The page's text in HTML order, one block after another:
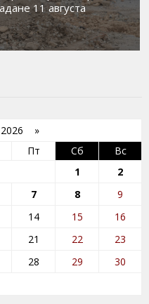
11 августа
»
Пт Сб
Вс
1
2
7 8
9
14 15
16
21 22
23
28 29
30